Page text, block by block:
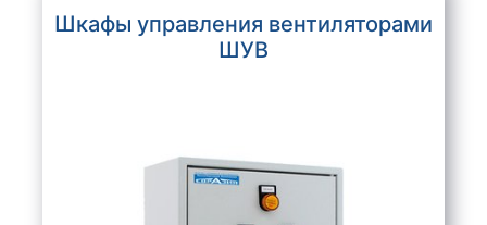
Шкафы управления вентиляторами
ШУВ